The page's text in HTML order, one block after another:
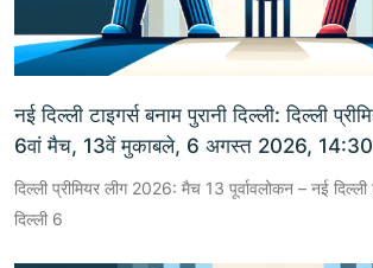
नई दिल्ली टाइगर्स बनाम पुरानी दिल्ली: दिल्ली
6वां मैच, 13वें मुकाबले, 6 अगस्त 2026,
दिल्ली प्रीमियर लीग 2026: मैच 13 पूर्वावलोकन – नई दिल्ली
दिल्ली 6